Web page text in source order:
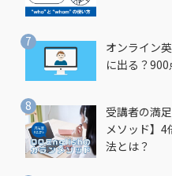
オンライン
に出る？
受講者の満
メソッド】
法とは？